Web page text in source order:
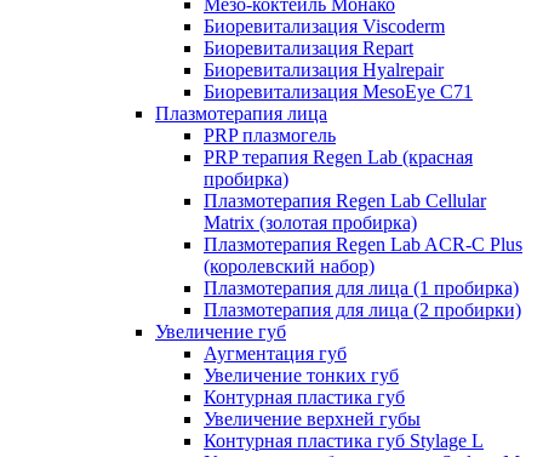
Мезо-коктейль Монако
Биоревитализация Viscoderm
Биоревитализация Repart
Биоревитализация Hyalrepair
Биоревитализация MesoEye C71
Плазмотерапия лица
PRP плазмогель
PRP терапия Regen Lab (красная
пробирка)
Плазмотерапия Regen Lab Cellular
Matrix (золотая пробирка)
Плазмотерапия Regen Lab ACR-C Plus
(королевский набор)
Плазмотерапия для лица (1 пробирка)
Плазмотерапия для лица (2 пробирки)
Увеличение губ
Аугментация губ
Увеличение тонких губ
Контурная пластика губ
Увеличение верхней губы
Контурная пластика губ Stylage L